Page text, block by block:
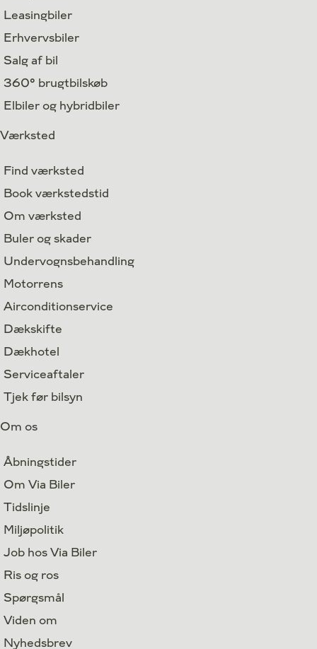
Leasingbiler
Erhvervsbiler
Salg af bil
360° brugtbilskøb
Elbiler og hybridbiler
Værksted
Find værksted
Book værkstedstid
Om værksted
Buler og skader
Undervognsbehandling
Motorrens
Airconditionservice
Dækskifte
Dækhotel
Serviceaftaler
Tjek før bilsyn
Om os
Åbningstider
Om Via Biler
Tidslinje
Miljøpolitik
Job hos Via Biler
Ris og ros
Spørgsmål
Viden om
Nyhedsbrev